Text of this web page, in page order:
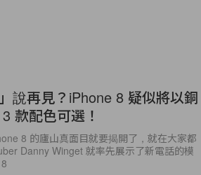
說再見？iPhone 8 疑似將以銅
款配色可選！
8 的廬山真面目就要揭開了，就在大家都
Danny Winget 就率先展示了新電話的模